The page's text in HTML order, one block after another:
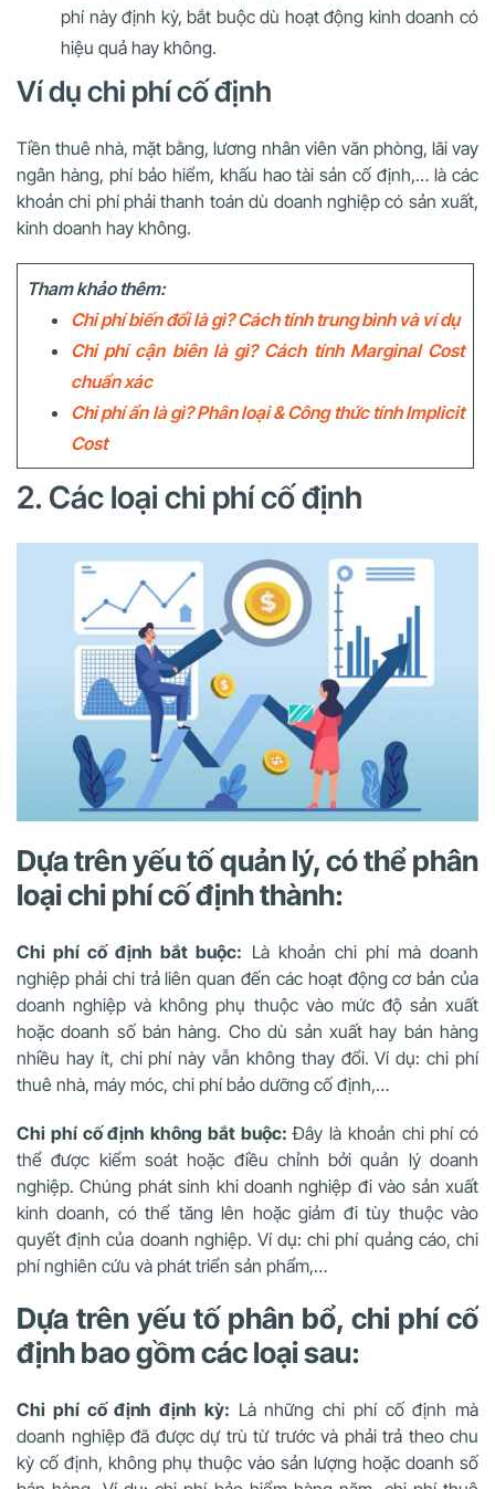
phí này định kỳ, bắt buộc dù hoạt động kinh doanh có
hiệu quả hay không.
Ví dụ chi phí cố định
Tiền thuê nhà, mặt bằng, lương nhân viên văn phòng, lãi vay
ngân hàng, phí bảo hiểm, khấu hao tài sản cố định,… là các
khoản chi phí phải thanh toán dù doanh nghiệp có sản xuất,
kinh doanh hay không.
Tham khảo thêm:
Chi phí biến đổi là gì? Cách tính trung bình và ví dụ
Chi phí cận biên là gì? Cách tính Marginal Cost
chuẩn xác
Chi phí ẩn là gì? Phân loại & Công thức tính Implicit
Cost
2. Các loại chi phí cố định
Dựa trên yếu tố quản lý, có thể phân
loại chi phí cố định thành:
Chi phí cố định bắt buộc: Là khoản chi phí mà doanh
nghiệp phải chi trả liên quan đến các hoạt động cơ bản của
doanh nghiệp và không phụ thuộc vào mức độ sản xuất
hoặc doanh số bán hàng. Cho dù sản xuất hay bán hàng
nhiều hay ít, chi phí này vẫn không thay đổi. Ví dụ: chi phí
thuê nhà, máy móc, chi phí bảo dưỡng cố định,…
Chi phí cố định không bắt buộc: Đây là khoản chi phí có
thể được kiểm soát hoặc điều chỉnh bởi quản lý doanh
nghiệp. Chúng phát sinh khi doanh nghiệp đi vào sản xuất
kinh doanh, có thể tăng lên hoặc giảm đi tùy thuộc vào
quyết định của doanh nghiệp. Ví dụ: chi phí quảng cáo, chi
phí nghiên cứu và phát triển sản phẩm,…
Dựa trên yếu tố phân bổ, chi phí cố
định bao gồm các loại sau:
Chi phí cố định định kỳ: Là những chi phí cố định mà
doanh nghiệp đã được dự trù từ trước và phải trả theo chu
kỳ cố định, không phụ thuộc vào sản lượng hoặc doanh số